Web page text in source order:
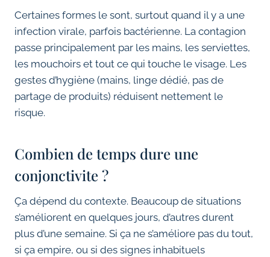
Certaines formes le sont, surtout quand il y a une
infection virale, parfois bactérienne. La contagion
passe principalement par les mains, les serviettes,
les mouchoirs et tout ce qui touche le visage. Les
gestes d’hygiène (mains, linge dédié, pas de
partage de produits) réduisent nettement le
risque.
Combien de temps dure une
conjonctivite ?
Ça dépend du contexte. Beaucoup de situations
s’améliorent en quelques jours, d’autres durent
plus d’une semaine. Si ça ne s’améliore pas du tout,
si ça empire, ou si des signes inhabituels